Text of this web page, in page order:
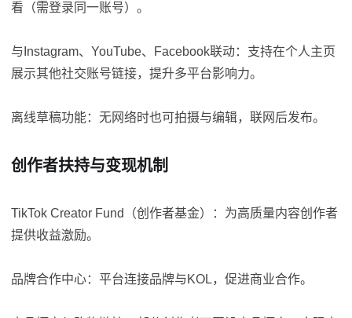
看（需登录同一账号）。
与Instagram、YouTube、Facebook联动：支持在个人主页
展示其他社交账号链接，提升多平台影响力。
离线草稿功能：无网络时也可拍摄与编辑，联网后发布。
创作者扶持与变现机制
TikTok Creator Fund（创作者基金）：为高质量内容创作者
提供收益激励。
品牌合作中心：平台连接品牌与KOL，促进商业合作。